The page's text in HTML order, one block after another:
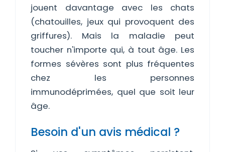
jouent davantage avec les chats
(chatouilles, jeux qui provoquent des
griffures). Mais la maladie peut
toucher n'importe qui, à tout âge. Les
formes sévères sont plus fréquentes
chez les personnes
immunodéprimées, quel que soit leur
âge.
Besoin d'un avis médical ?